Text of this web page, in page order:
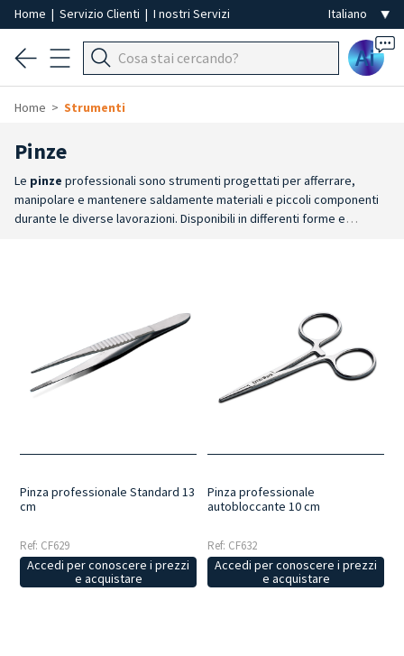
Home | Servizio Clienti | I nostri Servizi
Ai
Home Strumenti
Pinze
Le pinze professionali sono strumenti progettati per afferrare,
manipolare e mantenere saldamente materiali e piccoli componenti
durante le diverse lavorazioni. Disponibili in differenti forme e
: le diverse configurazioni permettono di
lavorare con precisione e stabilità, adattando lo strumento al tipo di
applicazione e alla manualità richiesta.
: realizzate in
acciaio inox, sono idonee alle procedure di disinfezione e
sterilizzazione, garantendo resistenza, affidabilità e lunga
Per ogni esigenza operativa: le differenti forme e
Pinza professionale Standard 13
cm
Ref: CF629
Accedi per conoscere i prezzi
e acquistare
Pinza professionale
autobloccante 10 cm
Ref: CF632
Accedi per conoscere i prezzi
e acquistare